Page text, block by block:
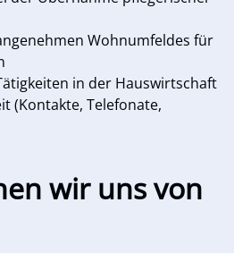
Wohnumfeldes für
in der Hauswirtschaft
(Kontakte, Telefonate,
wir uns von